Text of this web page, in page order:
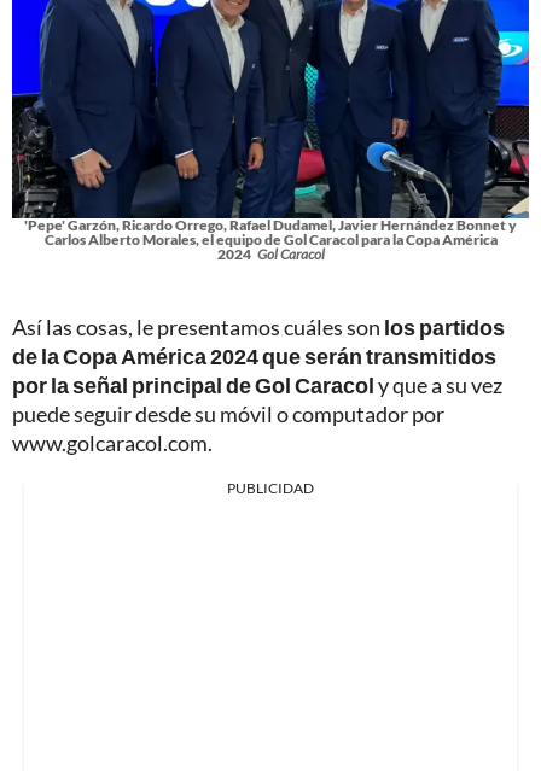
'Pepe' Garzón, Ricardo Orrego, Rafael Dudamel, Javier Hernández Bonnet y
Carlos Alberto Morales, el equipo de Gol Caracol para la Copa América
2024 Gol Caracol
Así las cosas, le presentamos cuáles son los partidos
de la Copa América 2024 que serán transmitidos
por la señal principal de Gol Caracoly que a su vez
puede seguir desde su móvil o computador por
www.golcaracol.com.
PUBLICIDAD